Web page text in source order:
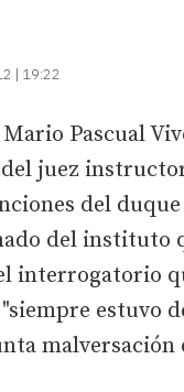
| 19:22
Pascual
juez
del
del instituto
interrogatorio
estuvo